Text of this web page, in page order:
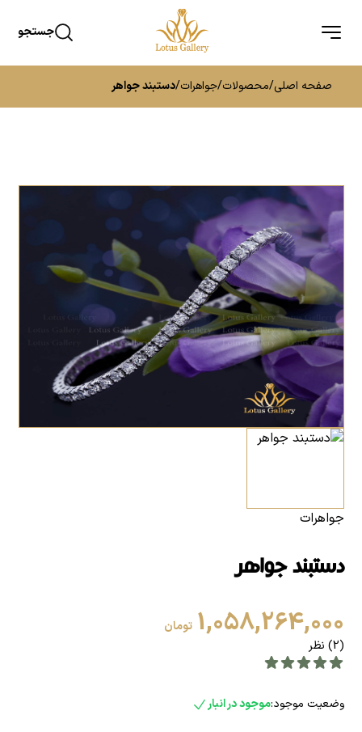
جستجو
صفحه اصلی/محصولات/جواهرات/دستبند جواهر
جواهرات
دستبند جواهر
1,058,264,000 تومان
(2) نظر
وضعیت موجود:موجود در انبار